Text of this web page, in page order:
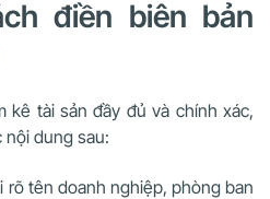
điền biên bản
kê tài sản đầy đủ và chính xác,
dung sau:
rõ tên doanh nghiệp, phòng ban